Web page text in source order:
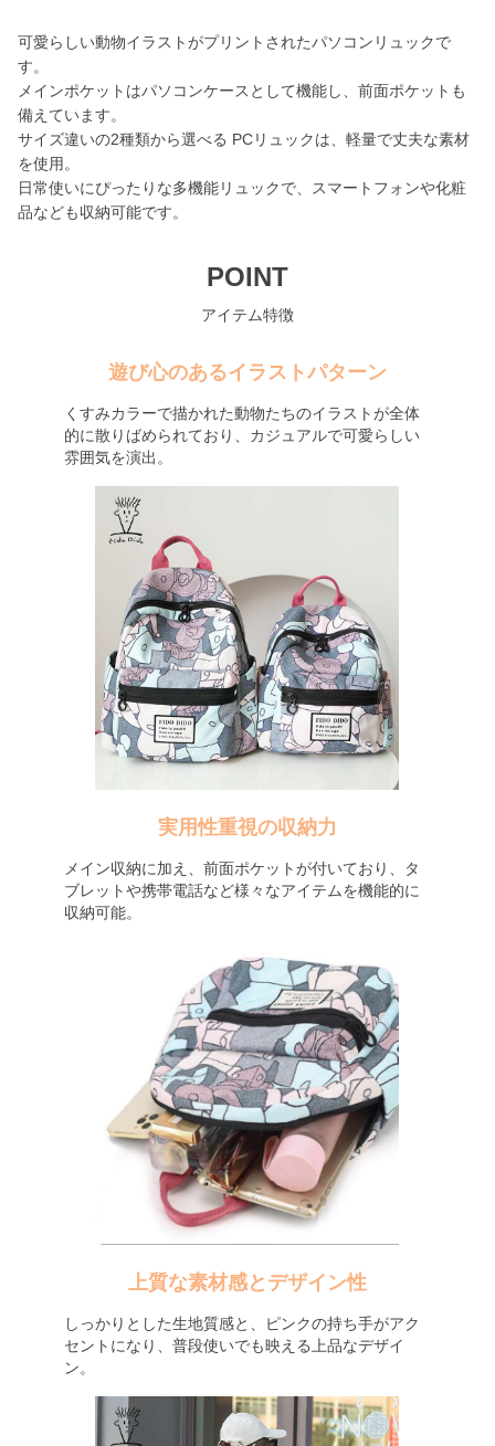
可愛らしい動物イラストがプリントされたパソコンリュックで
す。
メインポケットはパソコンケースとして機能し、前面ポケットも
備えています。
サイズ違いの2種類から選べる PCリュックは、軽量で丈夫な素材
を使用。
日常使いにぴったりな多機能リュックで、スマートフォンや化粧
品なども収納可能です。
POINT
アイテム特徴
遊び心のあるイラストパターン
くすみカラーで描かれた動物たちのイラストが全体
的に散りばめられており、カジュアルで可愛らしい
雰囲気を演出。
実用性重視の収納力
メイン収納に加え、前面ポケットが付いており、タ
ブレットや携帯電話など様々なアイテムを機能的に
収納可能。
上質な素材感とデザイン性
しっかりとした生地質感と、ピンクの持ち手がアク
セントになり、普段使いでも映える上品なデザイ
ン。